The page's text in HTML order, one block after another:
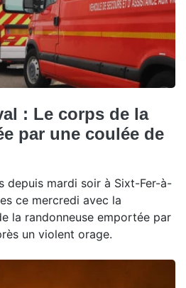
: Le corps de la
par une coulée de
depuis mardi soir à Sixt-Fer-à-
ce mercredi avec la
la randonneuse emportée par
un violent orage.